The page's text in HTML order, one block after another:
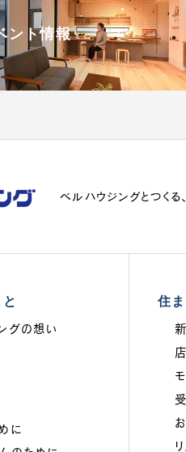
ント情報
ベルハウジングとつくる
グの想い
に
住